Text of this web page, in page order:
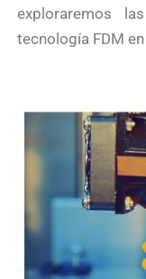
exploraremos
tecnología FDM